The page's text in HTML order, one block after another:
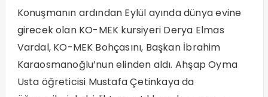
Konuşmanın ardından Eylül ayında dünya evine
girecek olan KO-MEK kursiyeri Derya Elmas
Vardal, KO-MEK Bohçasını, Başkan İbrahim
Karaosmanoğlu’nun elinden aldı. Ahşap Oyma
Usta öğreticisi Mustafa Çetinkaya da